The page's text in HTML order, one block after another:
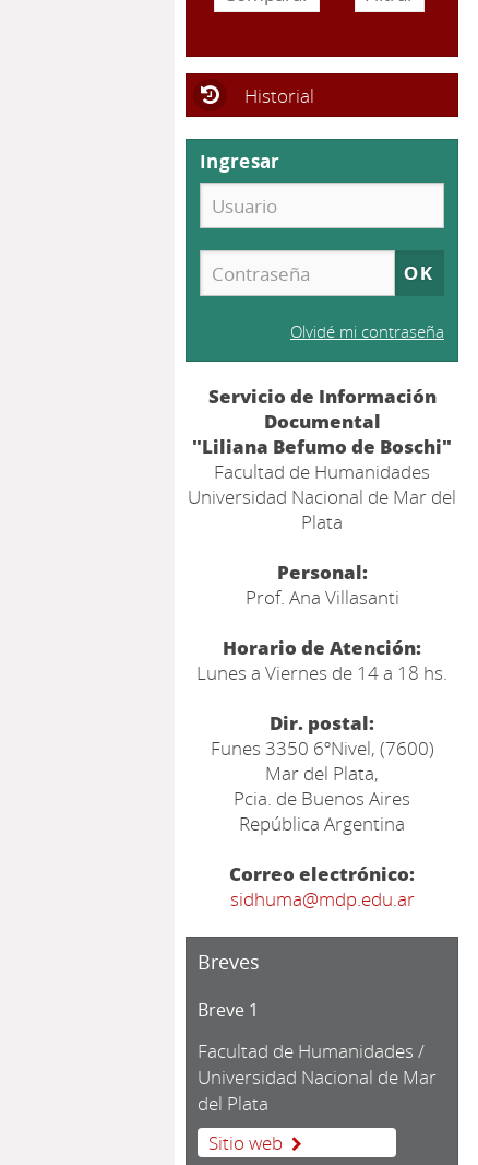
Historial
Ingresar
Olvidé mi contraseña
Servicio de Información
Documental
"Liliana Befumo de Boschi"
Facultad de Humanidades
Universidad Nacional de Mar del
Plata
Personal:
Prof. Ana Villasanti
Horario de Atención:
Lunes a Viernes de 14 a 18 hs.
Dir. postal:
Funes 3350 6ºNivel, (7600)
Mar del Plata,
Pcia. de Buenos Aires
República Argentina
Correo electrónico:
sidhuma@mdp.edu.ar
Breves
Breve 1
Facultad de Humanidades /
Universidad Nacional de Mar
del Plata
Sitio web